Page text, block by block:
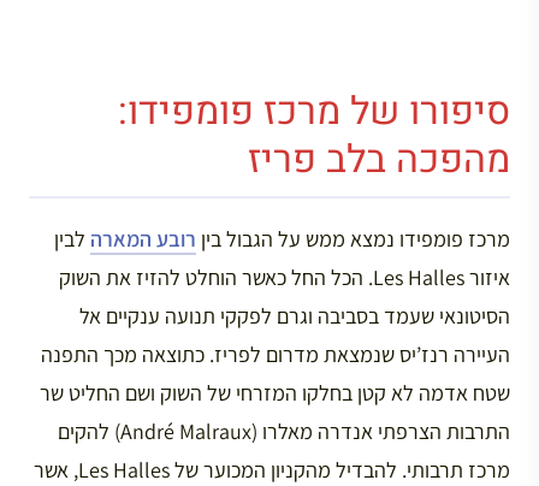
סיפורו של מרכז פומפידו:
מהפכה בלב פריז
מרכז פומפידו נמצא ממש על הגבול בין רובע המארה לבין
איזור Les Halles. הכל החל כאשר הוחלט להזיז את השוק
הסיטונאי שעמד בסביבה וגרם לפקקי תנועה ענקיים אל
העיירה רנז’יס שנמצאת מדרום לפריז. כתוצאה מכך התפנה
שטח אדמה לא קטן בחלקו המזרחי של השוק ושם החליט שר
התרבות הצרפתי אנדרה מאלרו (André Malraux) להקים
מרכז תרבותי. להבדיל מהקניון המכוער של Les Halles, אשר